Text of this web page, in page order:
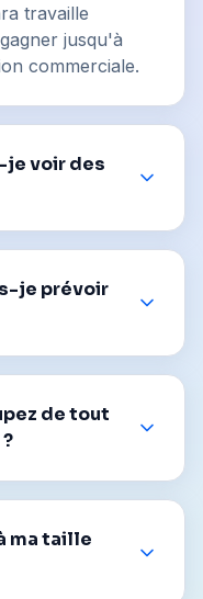
travaille
jusqu'à
commerciale.
je voir des
je prévoir
de tout
ma taille